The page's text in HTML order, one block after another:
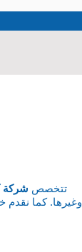
تتخصص شركة
وغيرها. كما